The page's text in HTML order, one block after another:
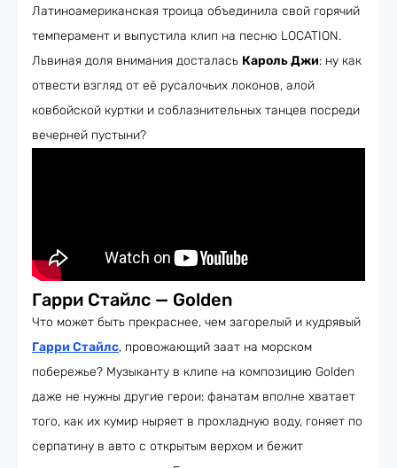
Латиноамериканская троица объединила свой горячий
темперамент и выпустила клип на песню LOCATION.
Львиная доля внимания досталась Кароль Джи: ну как
отвести взгляд от её русалочьих локонов, алой
ковбойской куртки и соблазнительных танцев посреди
вечерней пустыни?
Гарри Стайлс — Golden
Что может быть прекраснее, чем загорелый и кудрявый
Гарри Стайлс, провожающий заат на морском
побережье? Музыканту в клипе на композицию Golden
даже не нужны другие герои: фанатам вполне хватает
того, как их кумир ныряет в прохладную воду, гоняет по
серпатину в авто с открытым верхом и бежит